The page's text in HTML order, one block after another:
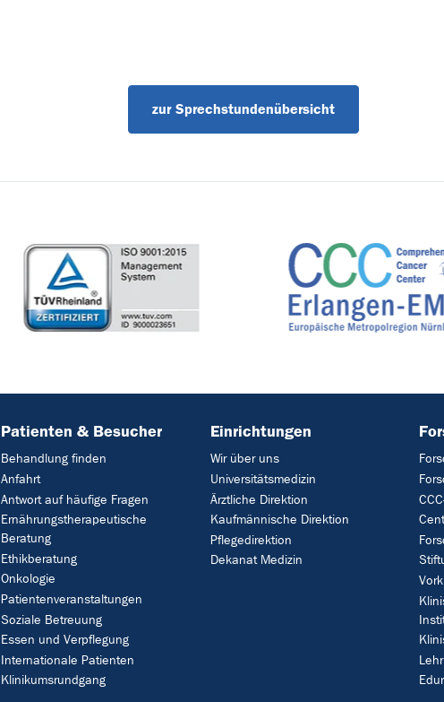
zur Sprechstundenübersicht
Patienten & Besucher
Behandlung finden
Anfahrt
Antwort auf häufige Fragen
Ernährungstherapeutische
Beratung
Ethikberatung
Onkologie
Patientenveranstaltungen
Soziale Betreuung
Essen und Verpflegung
Internationale Patienten
Klinikumsrundgang
Einrichtungen
Wir über uns
Universitätsmedizin
Ärztliche Direktion
Kaufmännische Direktion
Pflegedirektion
Dekanat Medizin